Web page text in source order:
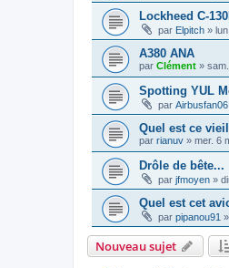
Lockheed C-
par Elpitch »
A380 ANA
par Clément »
Spotting YUL
par Airbusfan06
Quel est ce
par rianuv » mer. 6
Drôle de bête...
par jfmoyen »
Quel est cet
par pipanou91 »
Nouveau sujet